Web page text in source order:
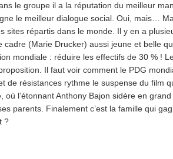
le groupe il a la réputation du meilleur
le meilleur dialogue social. Oui, mais…
sites répartis dans le monde. Il y en a
cadre (Marie Drucker) aussi jeune et belle
mondiale : réduire les effectifs de 30 % !
Il faut voir comment le PDG
de résistances rythme le suspense du film
où l’étonnant Anthony Bajon sidère en
parents. Finalement c’est la famille qui
?